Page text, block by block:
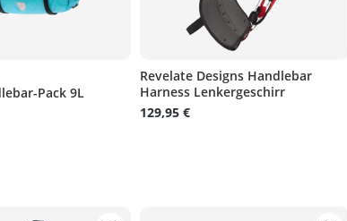
Bewertung von 4.5 von 5 Sternen
Pack 9L
Revelate Designs Handlebar
Harness Lenkergeschirr
129,95 €